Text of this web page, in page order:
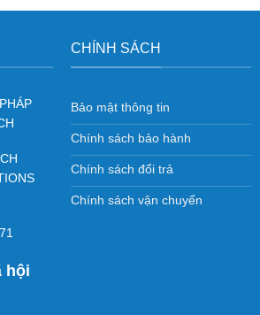
hội
CHÍNH SÁCH
Bảo mật thông tin
Chính sách bảo hành
Chính sách đổi trả
Chính sách vận chuyển